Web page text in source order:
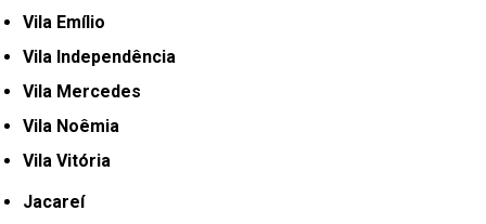
Vila Emílio
Vila Independência
Vila Mercedes
Vila Noêmia
Vila Vitória
Jacareí